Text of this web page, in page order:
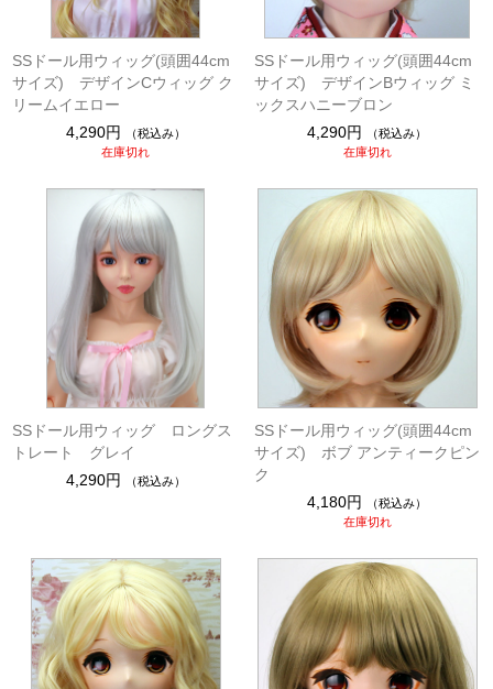
SSドール用ウィッグ(頭囲44cm
サイズ) デザインCウィッグ ク
リームイエロー
4,290円
（税込み）
在庫切れ
SSドール用ウィッグ(頭囲44cm
サイズ) デザインBウィッグ ミ
ックスハニーブロン
4,290円
（税込み）
在庫切れ
SSドール用ウィッグ ロングス
トレート グレイ
4,290円
（税込み）
SSドール用ウィッグ(頭囲44cm
サイズ) ボブ アンティークピン
ク
4,180円
（税込み）
在庫切れ